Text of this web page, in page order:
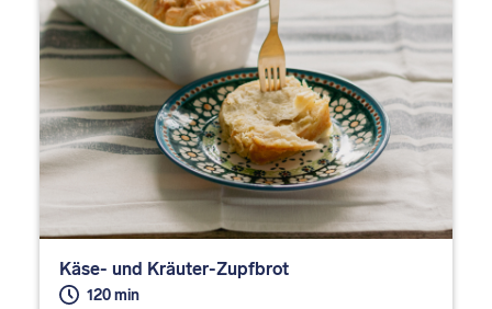
Käse- und Kräuter-Zupfbrot
120 min